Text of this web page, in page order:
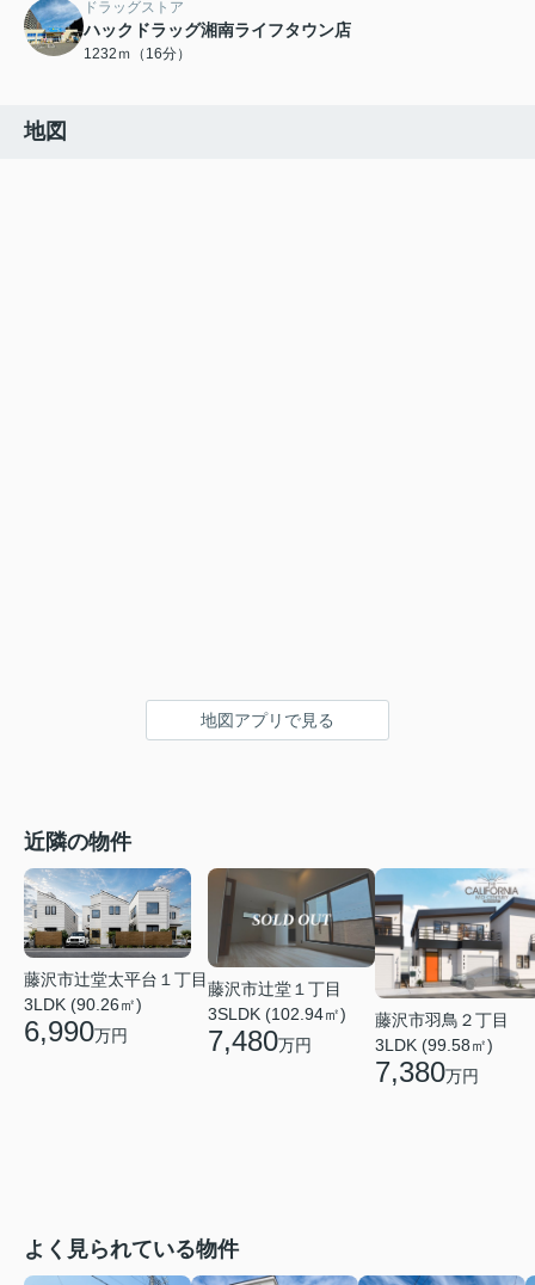
ドラッグストア
ハックドラッグ湘南ライフタウン店
1232ｍ（16分）
地図
地図アプリで見る
近隣の物件
藤沢市辻堂太平台１丁目
3LDK (90.26㎡)
6,990万円
藤沢市辻堂１丁目
3SLDK (102.94㎡)
7,480万円
藤沢市羽鳥２丁目
3LDK (99.58㎡)
7,380万円
よく見られている物件